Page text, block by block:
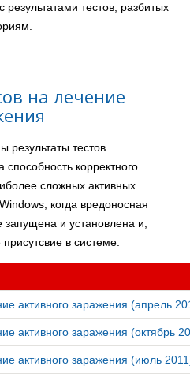
тестов, разбитых
на лечение
результаты тестов
корректного
сложных активных
когда вредоносная
и установлена и,
в системе.
активного заражения (апрель
активного заражения (октябрь
активного заражения (июль